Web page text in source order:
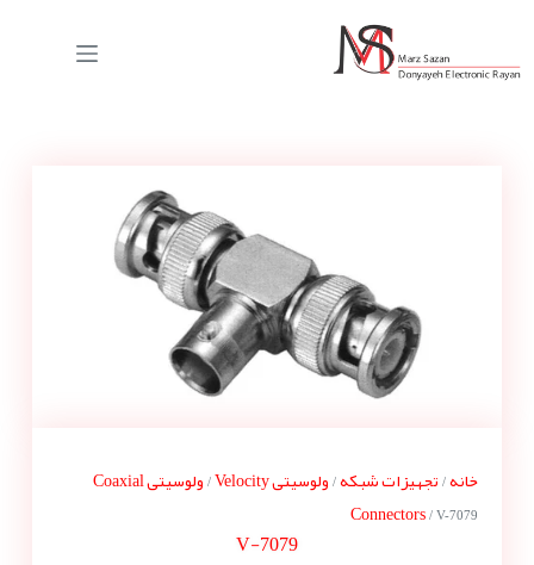
خانه/ تجهیزات شبکه/ ولوسیتی Velocity /
ولوسیتی Coaxial
Connectors / V-7079
V-7079